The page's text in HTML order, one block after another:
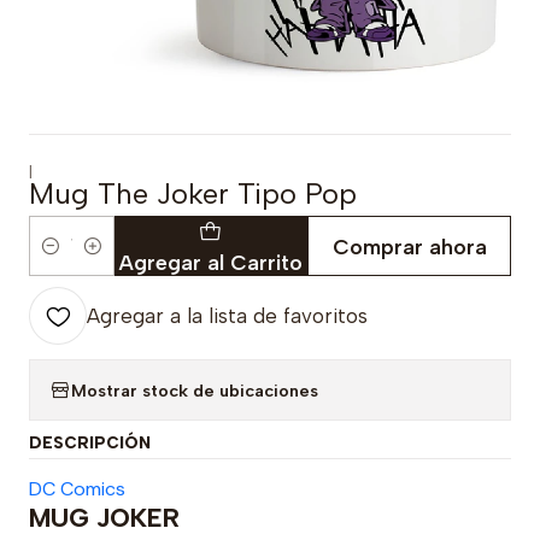
|
Mug The Joker Tipo Pop
Cantidad Agregar al Carrito
Comprar ahora
Agregar a la lista de favoritos
Mostrar stock de ubicaciones
DESCRIPCIÓN
DC Comics
MUG JOKER